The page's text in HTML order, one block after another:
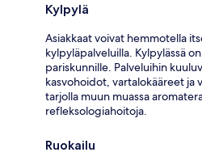
Kylpylä
Asiakkaat voivat hemmotella
kylpyläpalveluilla. Kylpylässä
pariskunnille. Palveluihin
kasvohoidot, vartalokääreet ja
tarjolla muun muassa
refleksologiahoitoja.
Ruokailu